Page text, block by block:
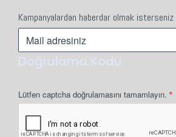
Kampanyalardan haberdar olmak
Doğrulama Kodu
Lütfen captcha doğrulamasını tamamlayın.